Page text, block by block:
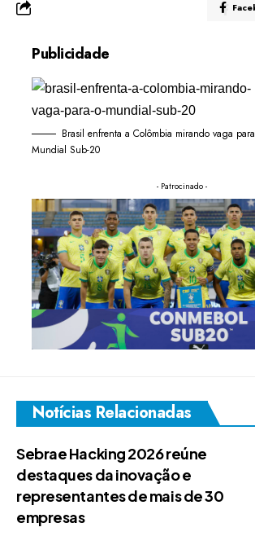
Publicidade
Brasil enfrenta a Colômbia mirando vaga
Mundial Sub-20
- Patrocinado -
Notícias Relacionadas
Sebrae Hacking 2026 reúne
destaques da inovação e
representantes de mais de 30
empresas